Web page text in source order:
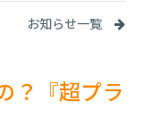
お知らせ一覧
？『超プラ